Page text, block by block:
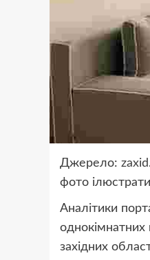
Джерело:
фото
Аналітики
однокімнатних
західних